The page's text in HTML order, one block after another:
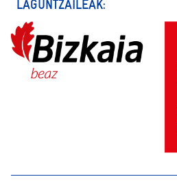
LAGUNTZAILEAK: